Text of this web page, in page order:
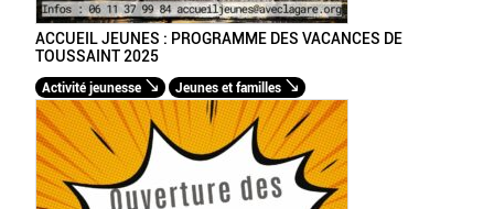
ACCUEIL JEUNES : PROGRAMME DES VACANCES DE
TOUSSAINT 2025
Activité jeunesse Jeunes et familles